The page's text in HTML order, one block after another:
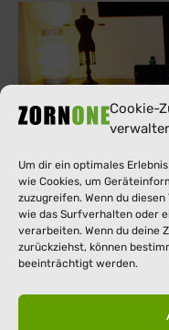
Cookie-
Um dir ein optimales
wie Cookies, um
zuzugreifen. Wenn du
wie das Surfverhalten oder
verarbeiten. Wenn du deine
zurückziehst, können
beeinträchtigt werden.